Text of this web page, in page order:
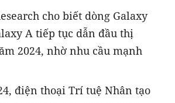
cho biết dòng Galaxy
A tiếp tục dẫn đầu thị
2024, nhờ nhu cầu mạnh
điện thoại Trí tuệ Nhân tạo